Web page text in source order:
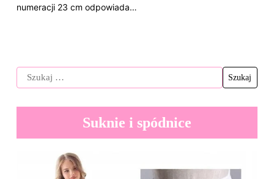
numeracji 23 cm odpowiada…
Suknie i spódnice